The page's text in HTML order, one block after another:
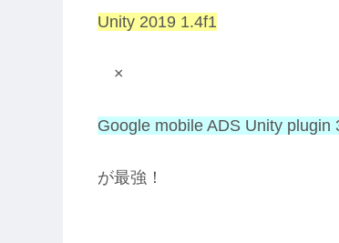
Unity 2019 1.4f1
×
Google mobile ADS Unity
が最強！